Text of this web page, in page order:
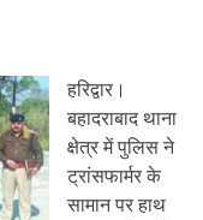
हरिद्वार।
बहादराबाद थाना
क्षेत्र में पुलिस ने
ट्रांसफार्मर के
सामान पर हाथ